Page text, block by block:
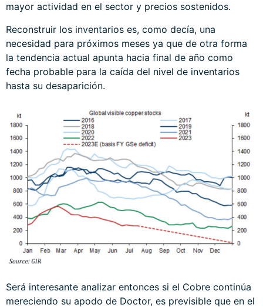
mayor actividad en el sector y precios sostenidos.
Reconstruir los inventarios es, como decía, una
necesidad para próximos meses ya que de otra forma
la tendencia actual apunta hacia final de año como
fecha probable para la caída del nivel de inventarios
hasta su desaparición.
Será interesante analizar entonces si el Cobre continúa
mereciendo su apodo de Doctor, es previsible que en el